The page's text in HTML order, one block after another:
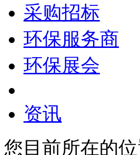
采购招标
环保服务商
环保展会
资讯
您目前所在的位